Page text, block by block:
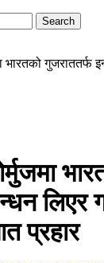
भारतको गुजराततर्फ
लिएर
प्रहार